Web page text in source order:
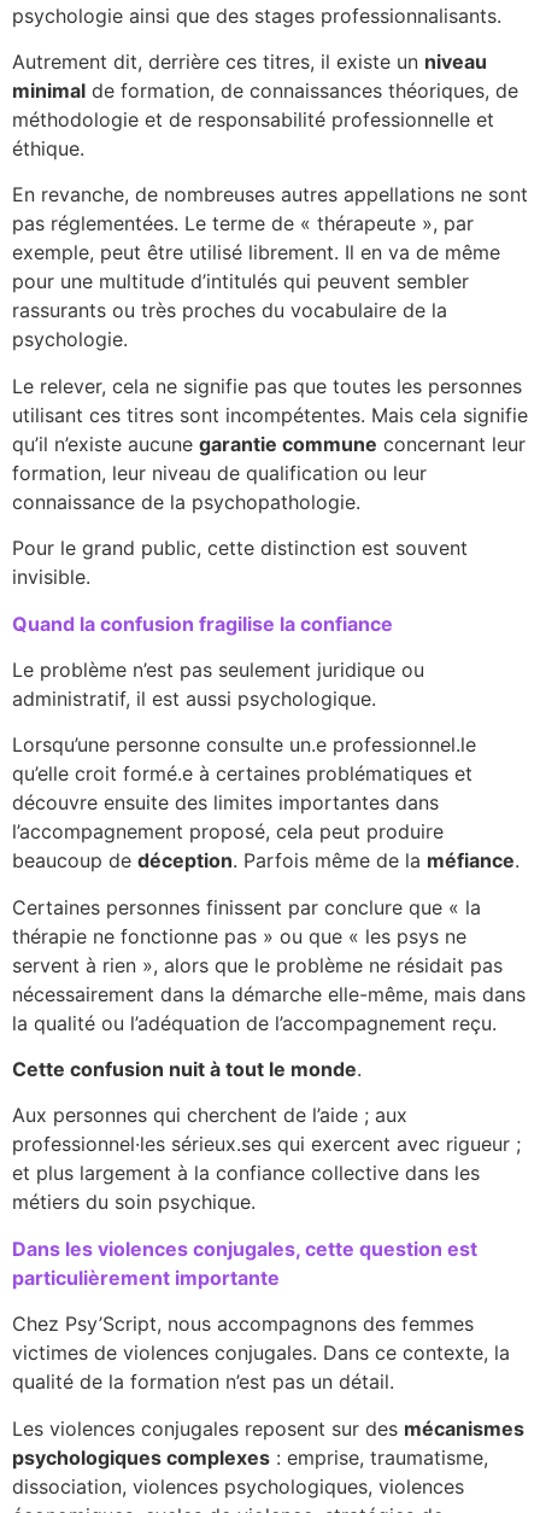
psychologie ainsi que des stages professionnalisants.
Autrement dit, derrière ces titres, il existe un niveau
minimal de formation, de connaissances théoriques, de
méthodologie et de responsabilité professionnelle et
éthique.
En revanche, de nombreuses autres appellations ne sont
pas réglementées. Le terme de « thérapeute », par
exemple, peut être utilisé librement. Il en va de même
pour une multitude d’intitulés qui peuvent sembler
rassurants ou très proches du vocabulaire de la
psychologie.
Le relever, cela ne signifie pas que toutes les personnes
utilisant ces titres sont incompétentes. Mais cela signifie
qu’il n’existe aucune garantie commune concernant leur
formation, leur niveau de qualification ou leur
connaissance de la psychopathologie.
Pour le grand public, cette distinction est souvent
invisible.
Quand la confusion fragilise la confiance
Le problème n’est pas seulement juridique ou
administratif, il est aussi psychologique.
Lorsqu’une personne consulte un.e professionnel.le
qu’elle croit formé.e à certaines problématiques et
découvre ensuite des limites importantes dans
l’accompagnement proposé, cela peut produire
beaucoup de déception. Parfois même de la méfiance.
Certaines personnes finissent par conclure que « la
thérapie ne fonctionne pas » ou que « les psys ne
servent à rien », alors que le problème ne résidait pas
nécessairement dans la démarche elle-même, mais dans
la qualité ou l’adéquation de l’accompagnement reçu.
Cette confusion nuit à tout le monde.
Aux personnes qui cherchent de l’aide ; aux
professionnel·les sérieux.ses qui exercent avec rigueur ;
et plus largement à la confiance collective dans les
métiers du soin psychique.
Dans les violences conjugales, cette question est
particulièrement importante
Chez Psy’Script, nous accompagnons des femmes
victimes de violences conjugales. Dans ce contexte, la
qualité de la formation n’est pas un détail.
Les violences conjugales reposent sur des mécanismes
psychologiques complexes : emprise, traumatisme,
dissociation, violences psychologiques, violences